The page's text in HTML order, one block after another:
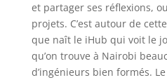
et partager ses réflexions,
projets. C’est autour de
que naît le iHub qui voit le
qu’on trouve à Nairobi
d’ingénieurs bien formés.